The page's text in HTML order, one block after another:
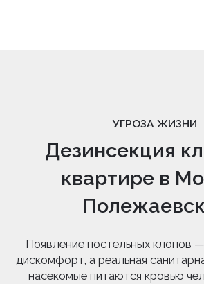
УГРОЗА ЖИЗНИ
Дезинсекция
квартире в
Появление постельных клопов
дискомфорт, а реальная
насекомые питаются кровью